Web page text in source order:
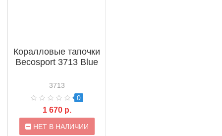
Коралловые тапочки
Becosport 3713 Blue
3713
0
1 670 р.
НЕТ В НАЛИЧИИ